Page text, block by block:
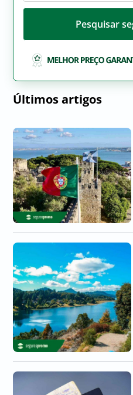
Pesquisar
Últimos artigos